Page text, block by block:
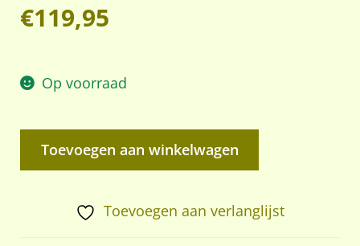
€119,95
Op voorraad
DDR
Toevoegen aan winkelwagen
Toevoegen aan verlanglijst